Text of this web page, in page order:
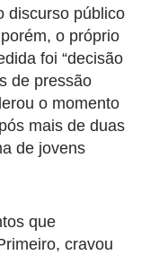
discurso público
o próprio
foi “decisão
de pressão
o momento
mais de duas
de jovens
que
cravou